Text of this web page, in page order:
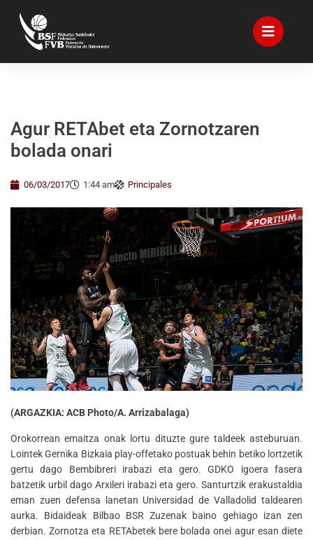
Agur RETAbet eta Zornotzaren
bolada onari
06/03/2017 1:44 am Principales
(ARGAZKIA: ACB Photo/A. Arrizabalaga)
Orokorrean emaitza onak lortu dituzte gure taldeek asteburuan.
Lointek Gernika Bizkaia play-offetako postuak behin betiko lortzetik
gertu dago Bembibreri irabazi eta gero. GDKO igoera fasera
batzetik urbil dago Arxileri irabazi eta gero. Santurtzik erakustaldia
eman zuen defensa lanetan Universidad de Valladolid taldearen
aurka. Bidaideak Bilbao BSR Zuzenak baino gehiago izan zen
derbian. Zornotza eta RETAbetek bere bolada onei agur esan diete